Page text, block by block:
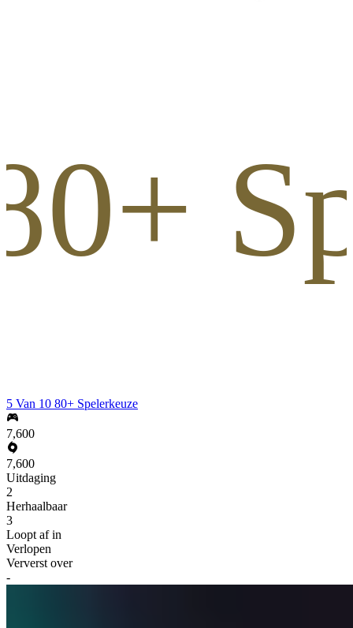
5 Van 10 80+ Spelerkeuze
7,600
7,600
Uitdaging
2
Herhaalbaar
3
Loopt af in
Verlopen
Ververst over
-